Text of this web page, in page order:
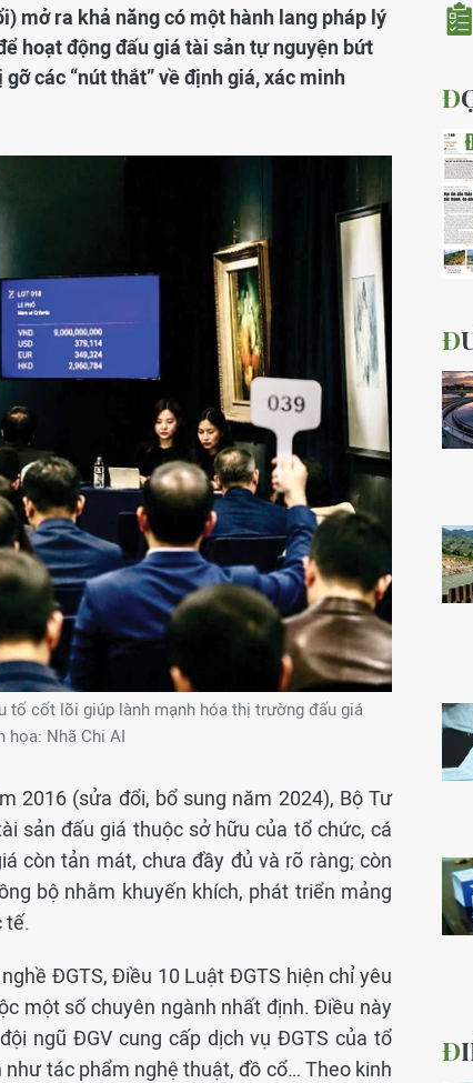
mở ra khả năng có một hành lang pháp lý
hoạt động đấu giá tài sản tự nguyện bứt
các “nút thắt” về định giá, xác minh
tố cốt lõi giúp lành mạnh hóa thị trường đấu giá
họa: Nhã Chi AI
2016 (sửa đổi, bổ sung năm 2024), Bộ Tư
sản đấu giá thuộc sở hữu của tổ chức, cá
còn tản mát, chưa đầy đủ và rõ ràng; còn
bộ nhằm khuyến khích, phát triển mảng
tế.
ĐGTS, Điều 10 Luật ĐGTS hiện chỉ yêu
một số chuyên ngành nhất định. Điều này
ngũ ĐGV cung cấp dịch vụ ĐGTS của tổ
tác phẩm nghệ thuật, đồ cổ… Theo kinh